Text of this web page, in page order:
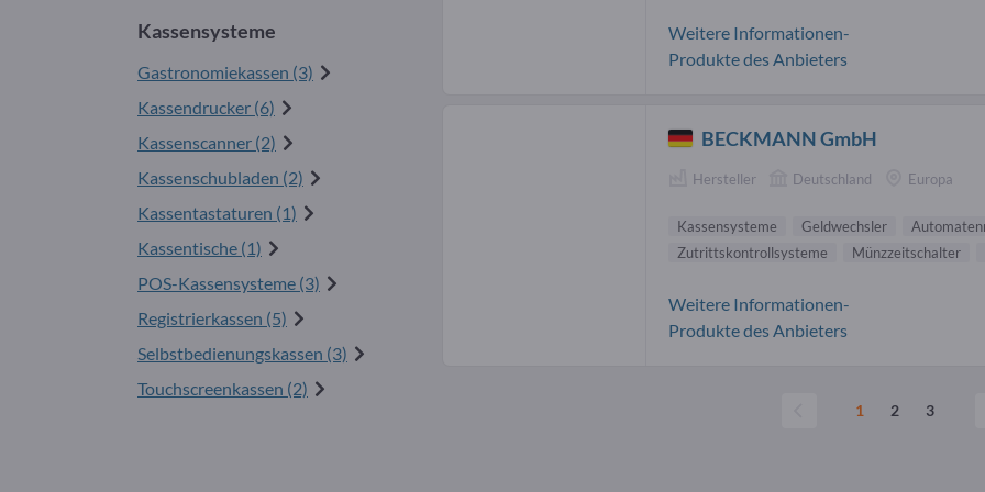
Kassensysteme
Gastronomiekassen (3)
Kassendrucker (6)
Kassenscanner (2)
Kassenschubladen (2)
Kassentastaturen (1)
Kassentische (1)
POS-Kassensysteme (3)
Registrierkassen (5)
Selbstbedienungskassen (3)
Touchscreenkassen (2)
Weitere Informationen-
Produkte des Anbieters
BECKMANN GmbH
Hersteller Deutschland Europa
Kassensysteme Geldwechsler
Zutrittskontrollsysteme
Münzzeitschalter
Weitere Informationen-
Produkte des Anbieters
1 2 3